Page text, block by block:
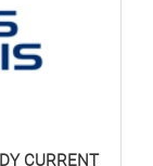
CURRENT